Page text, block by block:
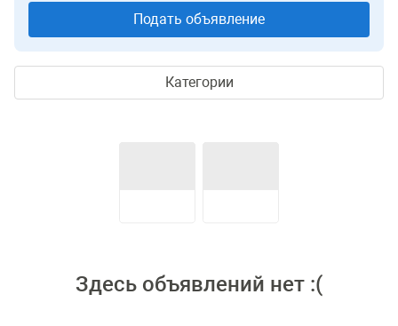
Подать объявление
Категории
Здесь объявлений нет :(